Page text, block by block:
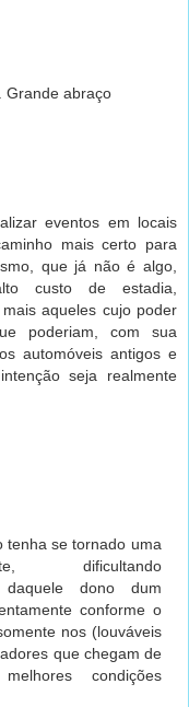
Grande abraço
eventos em locais
mais certo para
que já não é algo,
custo de estadia,
aqueles cujo poder
poderiam, com sua
automóveis antigos e
seja realmente
tenha se tornado uma
dificultando
daquele dono dum
conforme o
nos (louváveis
que chegam de
condições